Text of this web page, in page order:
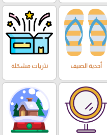
أحذية الصيف نثريات مشكلة